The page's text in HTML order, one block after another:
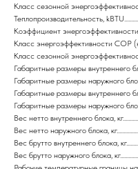
Класс сезонной
Теплопроизводительность,
Коэффициент энергоэффективности
Класс энергоэффективности COP
Класс сезонной
Габаритные размеры внутреннего
Габаритные размеры наружного
Габаритные размеры внутреннего
Габаритные размеры наружного
Вес нетто внутреннего блока,
Вес нетто наружного блока,
Вес брутто внутреннего блока,
Вес брутто наружного блока,